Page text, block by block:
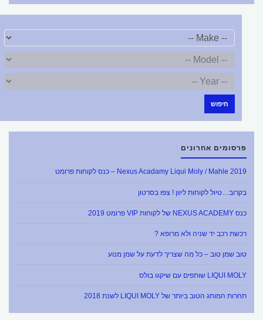
חיפוש
פרסומים אחרונים
Nexus Acadamy Liqui Moly / Mahle 2019 – כנס לקוחות פרומט
בקרוב…טיול לקוחות ליוון ! צפו בסרטון
כנס NEXUS ACADEMY של לקוחות VIP פרומט 2019
רכשת רכב יד שניה ולא מרופא ?
טוב שמן טוב – כל מה שצריך לדעת על שמן מנוע
LIQUI MOLY שותפים עם שיקגו בולס
תחרות המותג הטוב ביותר של LIQUI MOLY לשנת 2018